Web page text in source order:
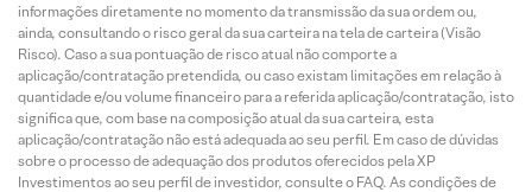
informações diretamente no momento da transmissão da sua ordem ou,
ainda, consultando o risco geral da sua carteira na tela de carteira (Visão
Risco). Caso a sua pontuação de risco atual não comporte a
aplicação/contratação pretendida, ou caso existam limitações em relação à
quantidade e/ou volume financeiro para a referida aplicação/contratação, isto
significa que, com base na composição atual da sua carteira, esta
aplicação/contratação não está adequada ao seu perfil. Em caso de dúvidas
sobre o processo de adequação dos produtos oferecidos pela XP
Investimentos ao seu perfil de investidor, consulte o FAQ. As condições de